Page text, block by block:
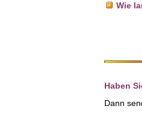
Wie
Haben
Dann